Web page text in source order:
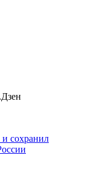
сохранил